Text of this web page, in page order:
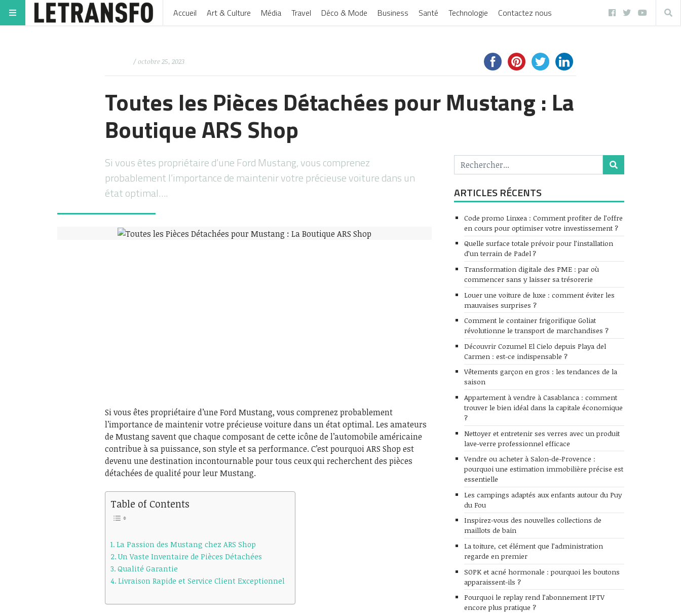
Accueil Art & Culture Média Travel Déco & Mode Business Santé Technologie Contactez nous
/ octobre 25, 2023
Toutes les Pièces Détachées pour Mustang : La
Boutique ARS Shop
Si vous êtes propriétaire d’une Ford Mustang, vous comprenez
probablement l’importance de maintenir votre précieuse voiture dans un
état optimal….
Si vous êtes propriétaire d’une Ford Mustang, vous comprenez probablement
l’importance de maintenir votre précieuse voiture dans un état optimal. Les amateurs
de Mustang savent que chaque composant de cette icône de l’automobile américaine
contribue à sa puissance, son style et sa performance. C’est pourquoi ARS Shop est
devenu une destination incontournable pour tous ceux qui recherchent des pièces
détachées de qualité pour leur Mustang.
Table of Contents
La Passion des Mustang chez ARS Shop
Un Vaste Inventaire de Pièces Détachées
Qualité Garantie
Livraison Rapide et Service Client Exceptionnel
ARTICLES RÉCENTS
Code promo Linxea : Comment profiter de l’offre
en cours pour optimiser votre investissement ?
Quelle surface totale prévoir pour l’installation
d’un terrain de Padel ?
Transformation digitale des PME : par où
commencer sans y laisser sa trésorerie
Louer une voiture de luxe : comment éviter les
mauvaises surprises ?
Comment le container frigorifique Goliat
révolutionne le transport de marchandises ?
Découvrir Cozumel El Cielo depuis Playa del
Carmen : est-ce indispensable ?
Vêtements garçon en gros : les tendances de la
saison
Appartement à vendre à Casablanca : comment
trouver le bien idéal dans la capitale économique
?
Nettoyer et entretenir ses verres avec un produit
lave-verre professionnel efficace
Vendre ou acheter à Salon-de-Provence :
pourquoi une estimation immobilière précise est
essentielle
Les campings adaptés aux enfants autour du Puy
du Fou
Inspirez-vous des nouvelles collections de
maillots de bain
La toiture, cet élément que l’administration
regarde en premier
SOPK et acné hormonale : pourquoi les boutons
apparaissent-ils ?
Pourquoi le replay rend l’abonnement IPTV
encore plus pratique ?